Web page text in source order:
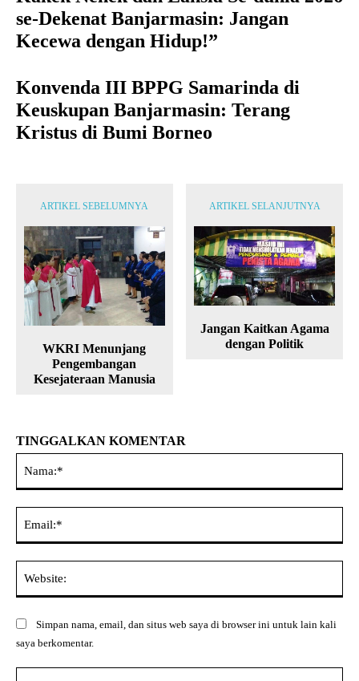
se-Dekenat Banjarmasin: Jangan
Kecewa dengan Hidup!”
Konvenda III BPPG Samarinda di
Keuskupan Banjarmasin: Terang
Kristus di Bumi Borneo
ARTIKEL SEBELUMNYA
WKRI Menunjang
Pengembangan
Kesejateraan Manusia
ARTIKEL SELANJUTNYA
Jangan Kaitkan Agama
dengan Politik
TINGGALKAN KOMENTAR
Simpan nama, email, dan situs web saya di browser ini untuk lain kali
saya berkomentar.